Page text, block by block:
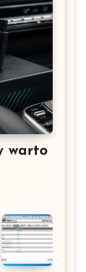
warto
i